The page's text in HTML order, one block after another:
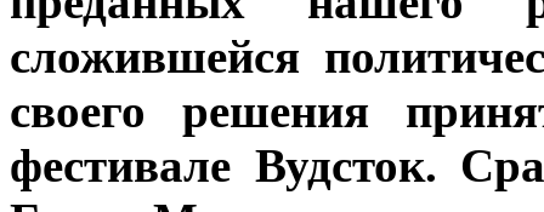
сложившейся
своего решения
фестивале Вудсток.